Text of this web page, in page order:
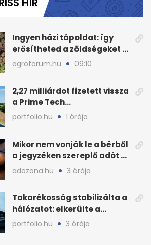
Ingyen házi tápoldat: így
erősítheted a zöldségeket a
hőhullám után
agroforum.hu 09:10
2,27 milliárdot fizetett vissza
a Prime Tech
Magántőkealap az
államnak
portfolio.hu 1 órája
Mikor nem vonják le a bérből
a jegyzéken szereplő adót és
járulékot?
adozona.hu 3 órája
Takarékosság stabilizálta a
hálózatot: elkerülte a
sötétséget Magyarország
portfolio.hu 3 órája